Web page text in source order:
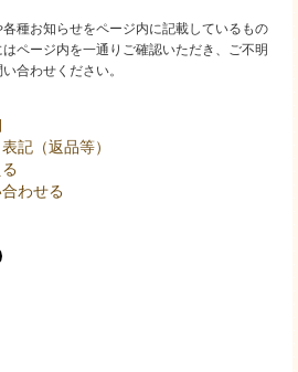
種お知らせをページ内に記載しているもの
ページ内を一通りご確認いただき、ご不明
合わせください。
記（返品等）
わせる